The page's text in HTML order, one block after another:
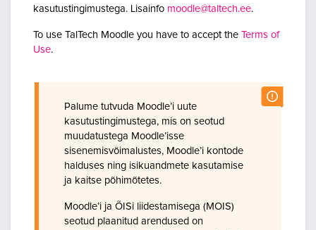
kasutustingimustega. Lisainfo moodle@taltech.ee.
To use TalTech Moodle you have to accept the Terms of
Use.
Palume tutvuda Moodle’i uute
kasutustingimustega, mis on seotud
muudatustega Moodle’isse
sisenemisvõimalustes, Moodle’i kontode
halduses ning isikuandmete kasutamise
ja kaitse põhimõtetes.
Moodle’i ja ÕISi liidestamisega (MOIS)
seotud plaanitud arendused on